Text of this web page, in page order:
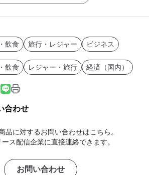
飲食 旅行・レジャー ビジネス
飲食 レジャー・旅行 経済（国内）
合わせ
品に対するお問い合わせはこちら。
ス配信企業に直接連絡できます。
お問い合わせ